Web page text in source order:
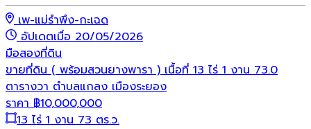
เพ-แม่รำพึง-กะเฉด
อัปเดตเมื่อ 20/05/2026
มือสองที่ดิน
ขายที่ดิน ( พร้อมสวนยางพารา ) เนื้อที่ 13 ไร่ 1 งาน 73.0
ตารางวา ตำบลแกลง เมืองระยอง
ราคา ฿10,000,000
13 ไร่ 1 งาน 73 ตร.ว.